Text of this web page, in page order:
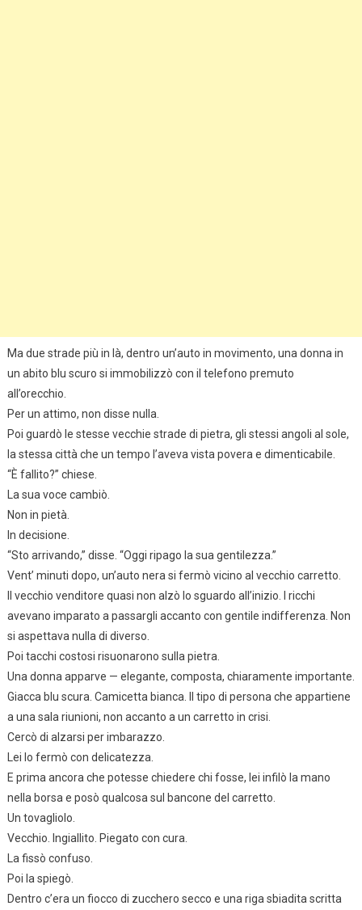
Ma due strade più in là, dentro un’auto in movimento, una donna in
un abito blu scuro si immobilizzò con il telefono premuto
all’orecchio.
Per un attimo, non disse nulla.
Poi guardò le stesse vecchie strade di pietra, gli stessi angoli al sole,
la stessa città che un tempo l’aveva vista povera e dimenticabile.
“È fallito?” chiese.
La sua voce cambiò.
Non in pietà.
In decisione.
“Sto arrivando,” disse. “Oggi ripago la sua gentilezza.”
Vent’ minuti dopo, un’auto nera si fermò vicino al vecchio carretto.
Il vecchio venditore quasi non alzò lo sguardo all’inizio. I ricchi
avevano imparato a passargli accanto con gentile indifferenza. Non
si aspettava nulla di diverso.
Poi tacchi costosi risuonarono sulla pietra.
Una donna apparve — elegante, composta, chiaramente importante.
Giacca blu scura. Camicetta bianca. Il tipo di persona che appartiene
a una sala riunioni, non accanto a un carretto in crisi.
Cercò di alzarsi per imbarazzo.
Lei lo fermò con delicatezza.
E prima ancora che potesse chiedere chi fosse, lei infilò la mano
nella borsa e posò qualcosa sul bancone del carretto.
Un tovagliolo.
Vecchio. Ingiallito. Piegato con cura.
La fissò confuso.
Poi la spiegò.
Dentro c’era un fiocco di zucchero secco e una riga sbiadita scritta